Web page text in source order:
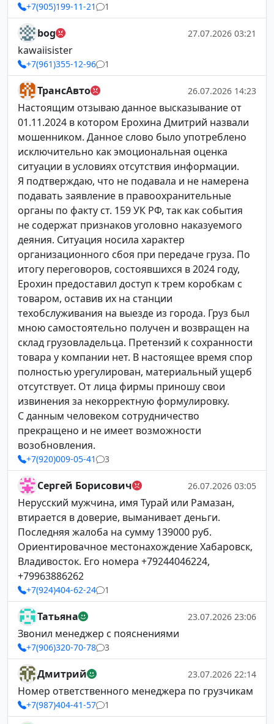
+7(905)199-11-21 1
bog 27.07.2026 03:21
kawaiisister
+7(961)355-12-96 1
ТрансАвто 26.07.2026 14:23
Настоящим отзываю данное высказывание от
01.11.2024 в котором Ерохина Дмитрий назвали
мошенником. Данное слово было употреблено
исключительно как эмоциональная оценка
ситуации в условиях отсутствия информации.
Я подтверждаю, что не подавала и не намерена
подавать заявление в правоохранительные
органы по факту ст. 159 УК РФ, так как события
не содержат признаков уголовно наказуемого
деяния. Ситуация носила характер
организационного сбоя при передаче груза. По
итогу переговоров, состоявшихся в 2024 году,
Ерохин предоставил доступ к трем коробкам с
товаром, оставив их на станции
техобслуживания на выезде из города. Груз был
мною самостоятельно получен и возвращен на
склад грузовладельца. Претензий к сохранности
товара у компании нет. В настоящее время спор
полностью урегулирован, материальный ущерб
отсутствует. От лица фирмы приношу свои
извинения за некорректную формулировку.
С данным человеком сотрудничество
прекращено и не имеет возможности
возобновления.
+7(920)009-05-41 3
Сергей Борисович 26.07.2026 03:05
Нерусский мужчина, имя Турай или Рамазан,
втирается в доверие, выманивает деньги.
Последняя жалоба на сумму 139000 руб.
Ориентировачное местонахождение Хабаровск,
Владивосток. Его номера +79244046224,
+79963886262
+7(924)404-62-24 1
Татьяна 23.07.2026 23:06
Звонил менеджер с пояснениями
+7(906)320-70-78 3
Дмитрий 23.07.2026 22:14
Номер ответственного менеджера по грузчикам
+7(987)404-41-57 1